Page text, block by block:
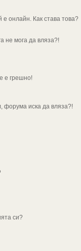
онлайн. Как става това?
не мога да вляза?!
е грешно!
форума иска да вляза?!
си?